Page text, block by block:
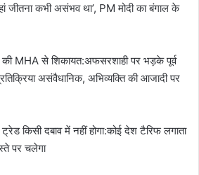
जीतना कभी असंभव था’, PM मोदी का बंगाल के
की MHA से शिकायत:अफसरशाही पर भड़के पूर्व
असंवैधानिक, अभिव्यक्ति की आजादी पर
किसी दबाव में नहीं होगा:कोई देश टैरिफ लगाता
पर चलेगा